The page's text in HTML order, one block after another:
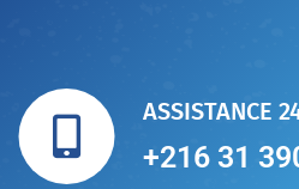
ASSISTANCE
+216 31